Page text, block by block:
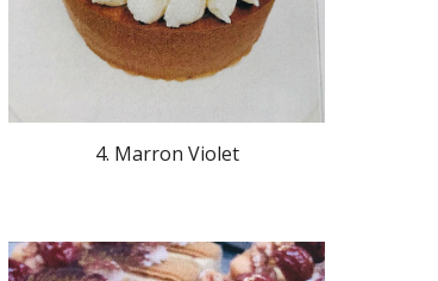
4. Marron Violet